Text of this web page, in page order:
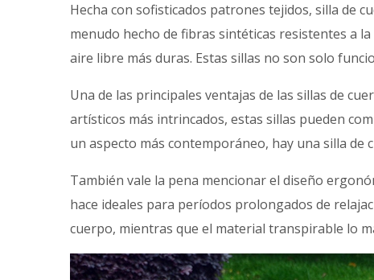
Hecha con sofisticados patrones tejidos, silla de
menudo hecho de fibras sintéticas resistentes a
aire libre más duras. Estas sillas no son solo
Una de las principales ventajas de las sillas de
artísticos más intrincados, estas sillas pueden
un aspecto más contemporáneo, hay una silla de
También vale la pena mencionar el diseño
hace ideales para períodos prolongados de
cuerpo, mientras que el material transpirable lo